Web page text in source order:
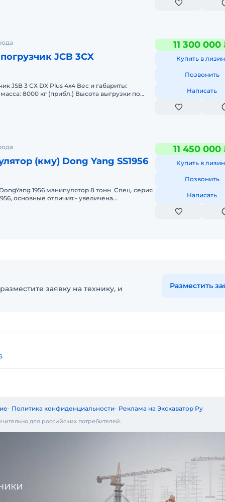
JCB 3CX
JSB 3 СХ DX Plus 4х4 Вес и габариты:
8000 кг (прибл.) Высота выгрузки по
11 300 000
Купить в
Позвонить
Написать
(кму) Dong Yang SS1956
1956 манипулятор 8 тонн Спец. серия
основные отличия:- увеличена
11 450 000
Купить в
Позвонить
Написать
заявку на технику, и
Разместить
Политика конфиденциальности Реклама на Экскаватор Ру
для российских потребителей.